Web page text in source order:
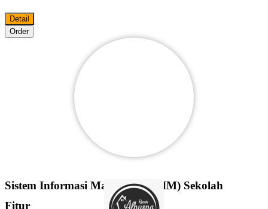
Detail
Order
Sistem Informasi Manajemen (SIM) Sekolah
Fitur